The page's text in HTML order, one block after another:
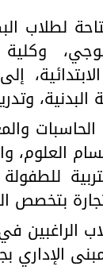
لطلاب
العلوم،
بتخصص
الراغبين